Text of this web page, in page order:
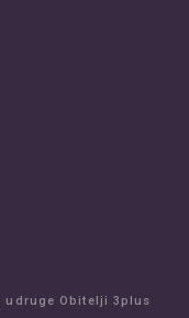
udruge Obitelji 3plus